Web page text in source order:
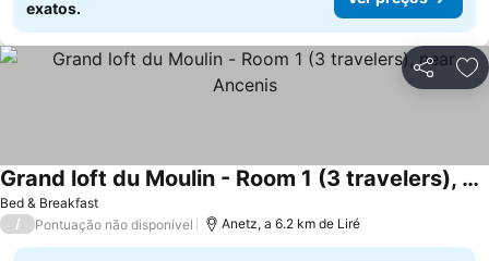
exatos.
Partilhar
Bed & Breakfast
Grand loft du Moulin - Room 1 (3 travelers), near Ancenis
Ver preços
/ Pontuação não disponível Anetz, a 6.2 km de Liré